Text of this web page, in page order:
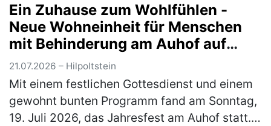
Ein Zuhause zum Wohlfühlen -
Neue Wohneinheit für Menschen
mit Behinderung am Auhof auf
traditionellem Jahresfest
eingeweiht
21.07.2026 – Hilpoltstein
Mit einem festlichen Gottesdienst und einem
gewohnt bunten Programm fand am Sonntag,
19. Juli 2026, das Jahresfest am Auhof statt.